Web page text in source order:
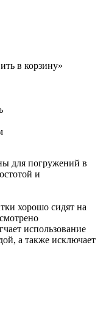
в корзину»
для погружений в
и
хорошо сидят на
использование
а также исключает